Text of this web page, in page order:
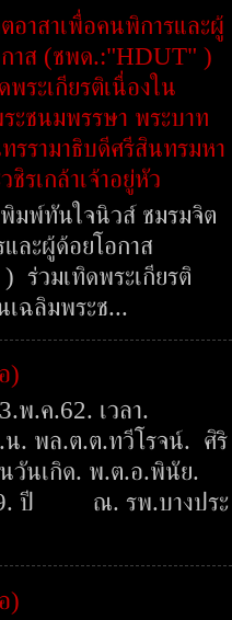
อาสาเพื่อคนพิการและผู้
กาส (ชพด.:"HDUT" )
พระเกียรติเนื่องใน
ะชนมพรรษา พระบาท
รรามาธิบดีศรีสินทรมหา
รเกล้าเจ้าอยู่หัว
มพ์ทันใจนิวส์ ชมรมจิต
ละผู้ด้อยโอกาส
ร่วมเทิดพระเกียรติ
เฉลิมพระช...
)
.ค.62. เวลา.
น. พล.ต.ต.ทวีโรจน์. ศิริ
วันเกิด. พ.ต.อ.พินัย.
ปี ณ. รพ.บางประ
)